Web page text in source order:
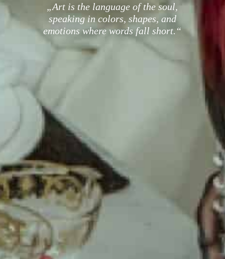
„Art is the language of the soul,
speaking in colors, shapes, and
emotions where words fall short.“